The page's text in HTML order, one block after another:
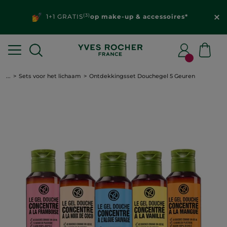
1+1 GRATIS(3)op make-up & accessoires*
... Sets voor het lichaam Ontdekkingsset Douchegel 5 Geuren